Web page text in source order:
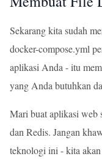
Sekarang kita sudah
docker-compose.yml
aplikasi Anda - itu
yang Anda butuhkan
Mari buat aplikasi web
dan Redis. Jangan
teknologi ini - kita